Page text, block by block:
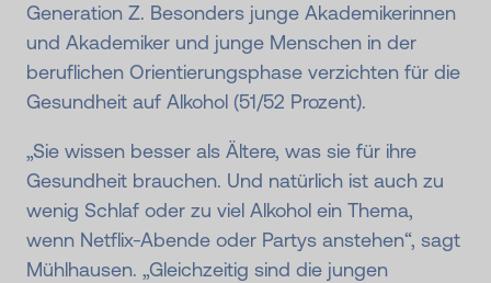
Generation Z. Besonders junge Akademikerinnen
und Akademiker und junge Menschen in der
beruflichen Orientierungsphase verzichten für die
Gesundheit auf Alkohol (51/52 Prozent).
„Sie wissen besser als Ältere, was sie für ihre
Gesundheit brauchen. Und natürlich ist auch zu
wenig Schlaf oder zu viel Alkohol ein Thema,
wenn Netflix-Abende oder Partys anstehen“, sagt
Mühlhausen. „Gleichzeitig sind die jungen